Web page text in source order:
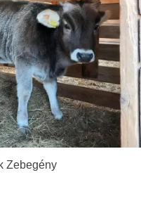
Zebegény